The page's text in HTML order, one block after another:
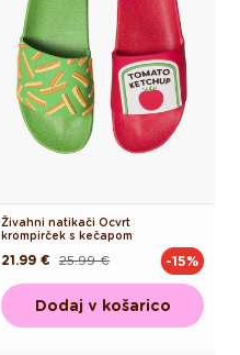
Živahni natikači Ocvrt
krompirček s kečapom
Redna
25.99 €
Akcijska
21.99 € -15%
Dodaj v košarico